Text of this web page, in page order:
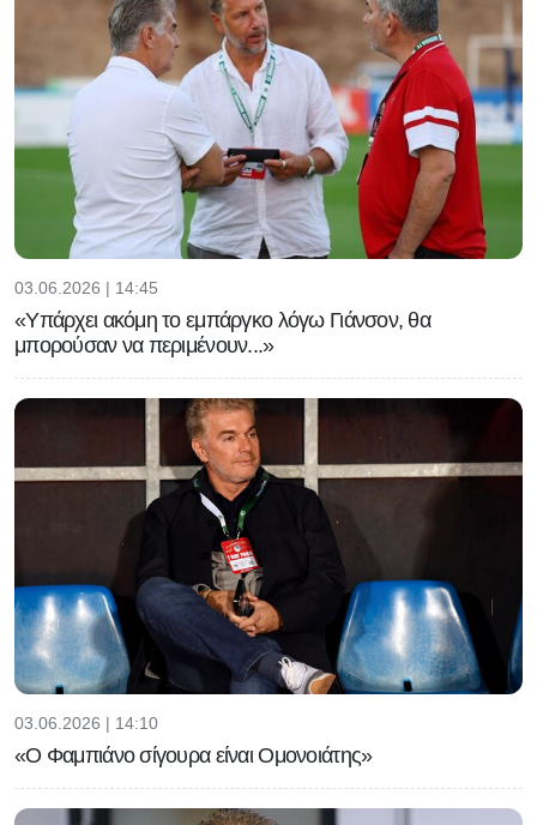
03.06.2026 | 14:45
«Υπάρχει ακόμη το εμπάργκο λόγω Γιάνσον, θα
μπορούσαν να περιμένουν...»
03.06.2026 | 14:10
«Ο Φαμπιάνο σίγουρα είναι Ομονοιάτης»